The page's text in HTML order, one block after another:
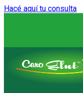
Hacé aquí tu consulta